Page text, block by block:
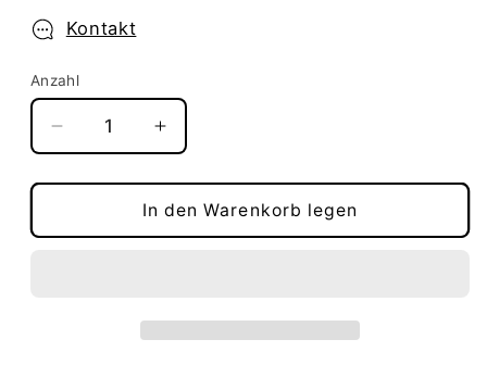
Kontakt
Anzahl
Verringere
die
Menge
ROCKBROS
Knieschützer
Erhöhe
die
Menge
für
ROCKBROS
Knieschützer
In den Warenkorb legen